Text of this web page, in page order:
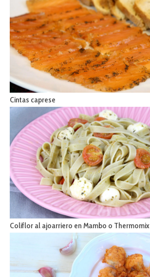
Cintas caprese
Coliflor al ajoarriero en Mambo o Thermomix